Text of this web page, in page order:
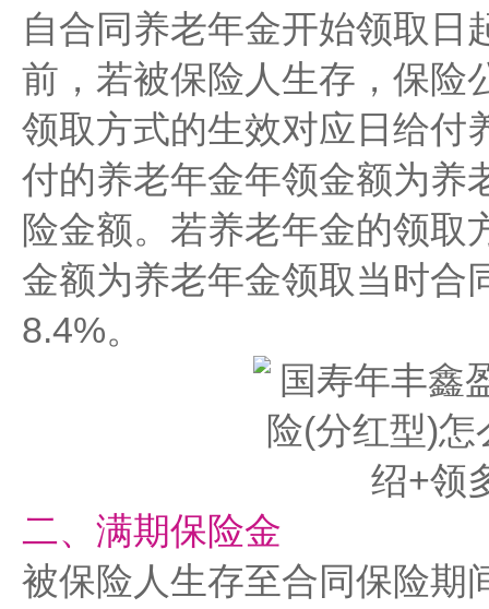
自合同养老年金开始领取日
前，若被保险人生存，保险
领取方式的生效对应日给付
付的养老年金年领金额为养
险金额。若养老年金的领取
金额为养老年金领取当时合
8.4%。
二、满期保险金
被保险人生存至合同保险期